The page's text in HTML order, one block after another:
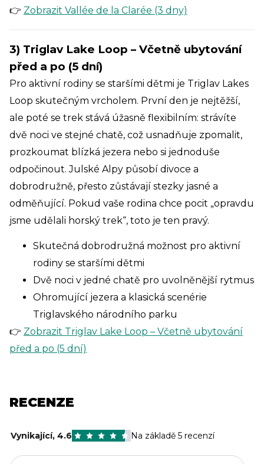
👉 Zobrazit Vallée de la Clarée (3 dny)
3) Triglav Lake Loop – Včetně ubytování
před a po (5 dní)
Pro aktivní rodiny se staršími dětmi je Triglav Lakes
Loop skutečným vrcholem. První den je nejtěžší,
ale poté se trek stává úžasně flexibilním: strávíte
dvě noci ve stejné chatě, což usnadňuje zpomalit,
prozkoumat blízká jezera nebo si jednoduše
odpočinout. Julské Alpy působí divoce a
dobrodružně, přesto zůstávají stezky jasné a
odměňující. Pokud vaše rodina chce pocit „opravdu
jsme udělali horský trek“, toto je ten pravý.
Skutečná dobrodružná možnost pro aktivní
rodiny se staršími dětmi
Dvě noci v jedné chatě pro uvolněnější rytmus
Ohromující jezera a klasická scenérie
Triglavského národního parku
👉 Zobrazit Triglav Lake Loop – Včetně ubytování
před a po (5 dní)
RECENZE
Vynikající,4.6 Na základě 5 recenzí